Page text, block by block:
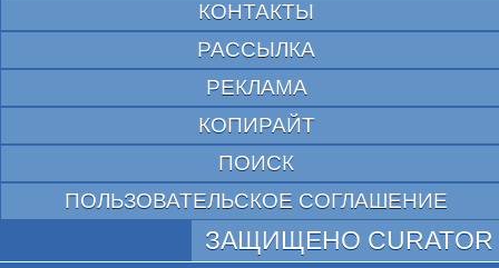
КОНТАКТЫ
РАССЫЛКА
РЕКЛАМА
КОПИРАЙТ
ПОИСК
ПОЛЬЗОВАТЕЛЬСКОЕ СОГЛАШЕНИЕ
ЗАЩИЩЕНО CURATOR